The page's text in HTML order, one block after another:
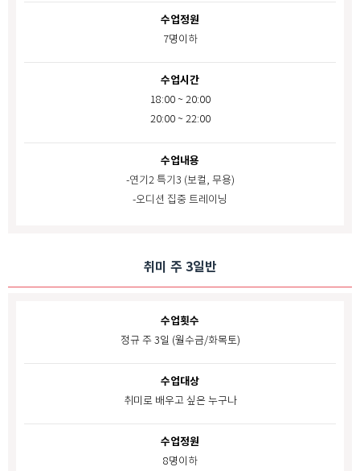
수업정원
7명이하
수업시간
18:00 ~ 20:00
20:00 ~ 22:00
수업내용
-연기2 특기3 (보컬, 무용)
-오디션 집중 트레이닝
취미 주 3일반
수업횟수
정규 주 3일 (월수금/화목토)
수업대상
취미로 배우고 싶은 누구나
수업정원
8명이하